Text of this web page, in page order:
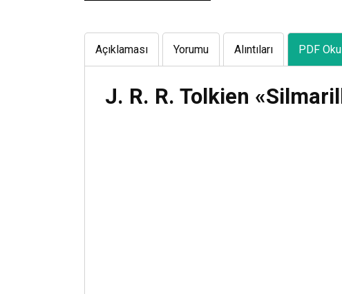
Açıklaması Yorumu Alıntıları PDF Oku
J. R. R. Tolkien